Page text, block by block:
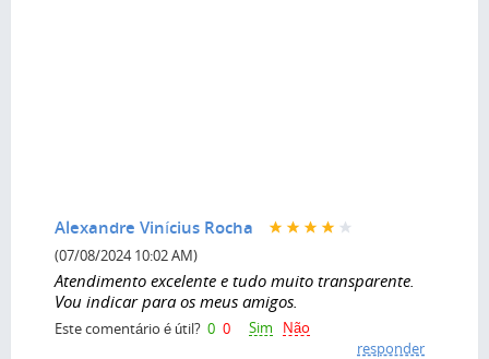
Alexandre Vinícius Rocha
(07/08/2024 10:02 AM)
Atendimento excelente e tudo muito transparente.
Vou indicar para os meus amigos.
Este comentário é útil? 0 0 Sim
Não
responder